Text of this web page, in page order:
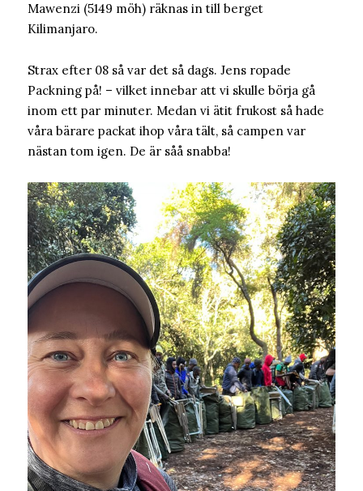
Mawenzi (5149 möh) räknas in till berget
Kilimanjaro.
Strax efter 08 så var det så dags. Jens ropade
Packning på! – vilket innebar att vi skulle börja gå
inom ett par minuter. Medan vi ätit frukost så hade
våra bärare packat ihop våra tält, så campen var
nästan tom igen. De är såå snabba!